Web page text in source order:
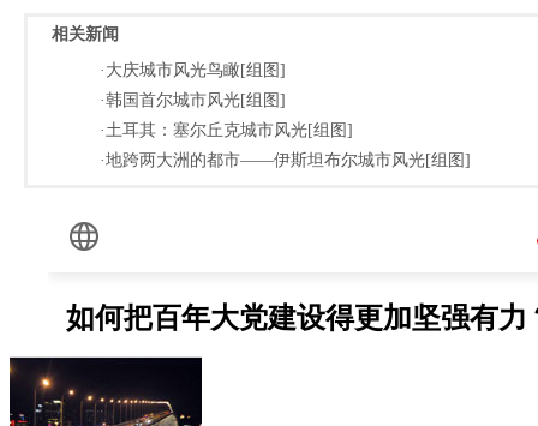
相关新闻
·大庆城市风光鸟瞰[组图]
·韩国首尔城市风光[组图]
·土耳其：塞尔丘克城市风光[组图]
·地跨两大洲的都市——伊斯坦布尔城市风光[组图]